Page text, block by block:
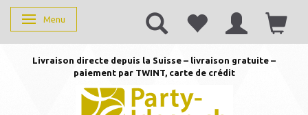
Basculer la navigation
Menu
Livraison directe depuis la Suisse – livraison gratuite –
paiement par TWINT, carte de crédit